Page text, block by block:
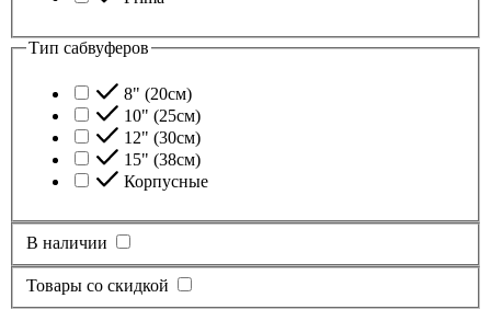
Тип сабвуферов
8" (20см)
10" (25см)
12" (30см)
15" (38см)
Корпусные
В наличии
Товары со скидкой